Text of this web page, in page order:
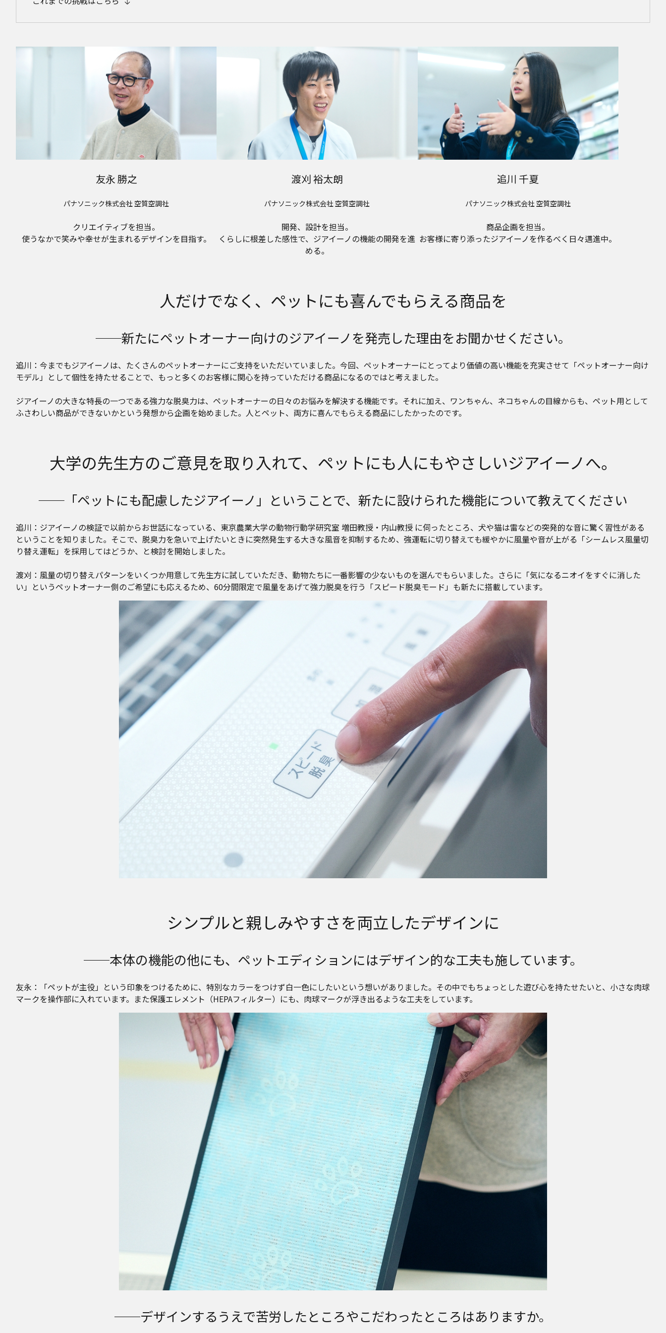
友永 勝之
パナソニック株式会社 空質空調社
クリエイティブを担当。
使うなかで笑みや幸せが生まれるデザインを目指す。
渡刈 裕太朗
パナソニック株式会社 空質空調社
開発、設計を担当。
くらしに根差した感性で、ジアイーノの機能の開発を進
める。
追川 千夏
パナソニック株式会社 空質空調社
商品企画を担当。
お客様に寄り添ったジアイーノを作るべく日々邁進中。
人だけでなく、ペットにも喜んでもらえる商品を
──新たにペットオーナー向けのジアイーノを発売した理由をお聞かせください。
追川：今までもジアイーノは、たくさんのペットオーナーにご支持をいただいていました。今回、ペットオーナーにとってより価値の高い機能を充実させて「ペットオーナー向け
モデル」として個性を持たせることで、もっと多くのお客様に関心を持っていただける商品になるのではと考えました。
ジアイーノの大きな特長の一つである強力な脱臭力は、ペットオーナーの日々のお悩みを解決する機能です。それに加え、ワンちゃん、ネコちゃんの目線からも、ペット用として
ふさわしい商品ができないかという発想から企画を始めました。人とペット、両方に喜んでもらえる商品にしたかったのです。
大学の先生方のご意見を取り入れて、ペットにも人にもやさしいジアイーノへ。
──「ペットにも配慮したジアイーノ」ということで、新たに設けられた機能について教えてください
追川：ジアイーノの検証で以前からお世話になっている、東京農業大学の動物行動学研究室 増田教授・内山教授 に伺ったところ、犬や猫は雷などの突発的な音に驚く習性がある
ということを知りました。そこで、脱臭力を急いで上げたいときに突然発生する大きな風音を抑制するため、強運転に切り替えても緩やかに風量や音が上がる「シームレス風量切
り替え運転」を採用してはどうか、と検討を開始しました。
渡刈：風量の切り替えパターンをいくつか用意して先生方に試していただき、動物たちに一番影響の少ないものを選んでもらいました。さらに「気になるニオイをすぐに消した
い」というペットオーナー側のご希望にも応えるため、60分間限定で風量をあげて強力脱臭を行う「スピード脱臭モード」も新たに搭載しています。
シンプルと親しみやすさを両立したデザインに
──本体の機能の他にも、ペットエディションにはデザイン的な工夫も施しています。
友永：「ペットが主役」という印象をつけるために、特別なカラーをつけず白一色にしたいという想いがありました。その中でもちょっとした遊び心を持たせたいと、小さな肉球
マークを操作部に入れています。また保護エレメント（HEPAフィルター）にも、肉球マークが浮き出るような工夫をしています。
──デザインするうえで苦労したところやこだわったところはありますか。